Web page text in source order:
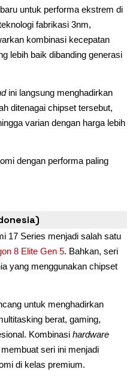
untuk performa ekstrem di
fabrikasi 3nm,
kombinasi kecepatan
lebih baik dibanding generasi
ini langsung menghadirkan
ditenagai chipset tersebut,
varian dengan harga lebih
dengan performa paling
17 Series menjadi salah satu
8 Elite Gen 5. Bahkan, seri
yang menggunakan chipset
untuk menghadirkan
berat, gaming,
Kombinasi hardware
seri ini menjadi
di kelas premium.